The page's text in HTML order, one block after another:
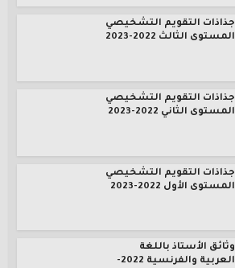
جذاذات التقويم التشخيصي
المستوى الثالث 2022-2023
جذاذات التقويم التشخيصي
المستوى الثاني 2022-2023
جذاذات التقويم التشخيصي
المستوى الأول 2022-2023
وثائق الأستاذ باللغة
العربية والفرنسية 2022-